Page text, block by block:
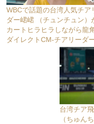
WBCで話題の台湾人気チア
ダー峮峮 （チュンチュン）
カートヒラヒラしながら龍
ダイレクトCM-チアリーダ
台湾チア
（ちゅん